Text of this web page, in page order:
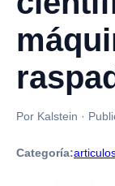
Por Kalstein ·
Categoría: